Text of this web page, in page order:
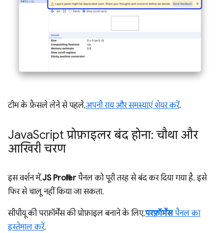
टीम के फ़ैसले लेने से पहले,अपनी राय और समस्याएं शेयर करें.
JavaScript प्रोफ़ाइलर बंद होना: चौथा और
आखिरी चरण
इस वर्शन में,JS Profiler पैनल को पूरी तरह से बंद कर दिया गया है. इसे
फिर से चालू नहीं किया जा सकता.
सीपीयू की परफ़ॉर्मेंस की प्रोफ़ाइल बनाने के लिए,परफ़ॉर्मेंसपैनल का
इस्तेमाल करें.